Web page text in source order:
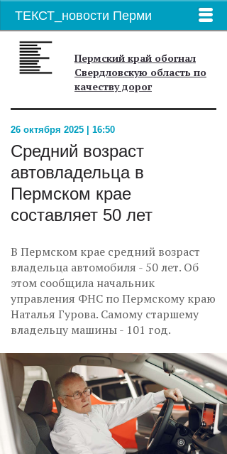
ТЕКСТ_новости Перми
Пермский край обогнал
Свердловскую область по
качеству дорог
26 октября 2025 | 16:50
Средний возраст
автовладельца в
Пермском крае
составляет 50 лет
В Пермском крае средний возраст
владельца автомобиля - 50 лет. Об
этом сообщила начальник
управления ФНС по Пермскому краю
Наталья Гурова. Самому старшему
владельцу машины - 101 год.